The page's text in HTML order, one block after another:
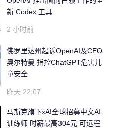
新 Codex 工具
2 小时前
佛罗里达州起诉OpenAI及CEO
奥尔特曼 指控ChatGPT危害儿
童安全
昨天 22:07
马斯克旗下xAI全球招募中文AI
训练师 时薪最高304元 可远程